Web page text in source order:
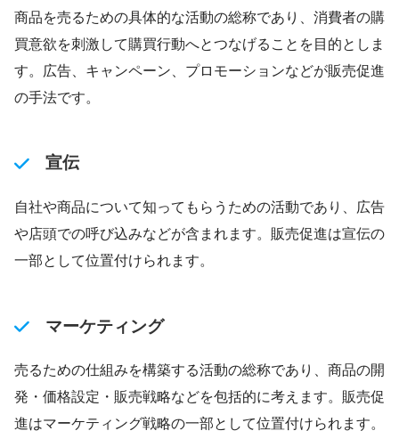
商品を売るための具体的な活動の総称であり、消費者の購
買意欲を刺激して購買行動へとつなげることを目的としま
す。広告、キャンペーン、プロモーションなどが販売促進
の手法です。
宣伝
自社や商品について知ってもらうための活動であり、広告
や店頭での呼び込みなどが含まれます。販売促進は宣伝の
一部として位置付けられます。
マーケティング
売るための仕組みを構築する活動の総称であり、商品の開
発・価格設定・販売戦略などを包括的に考えます。販売促
進はマーケティング戦略の一部として位置付けられます。